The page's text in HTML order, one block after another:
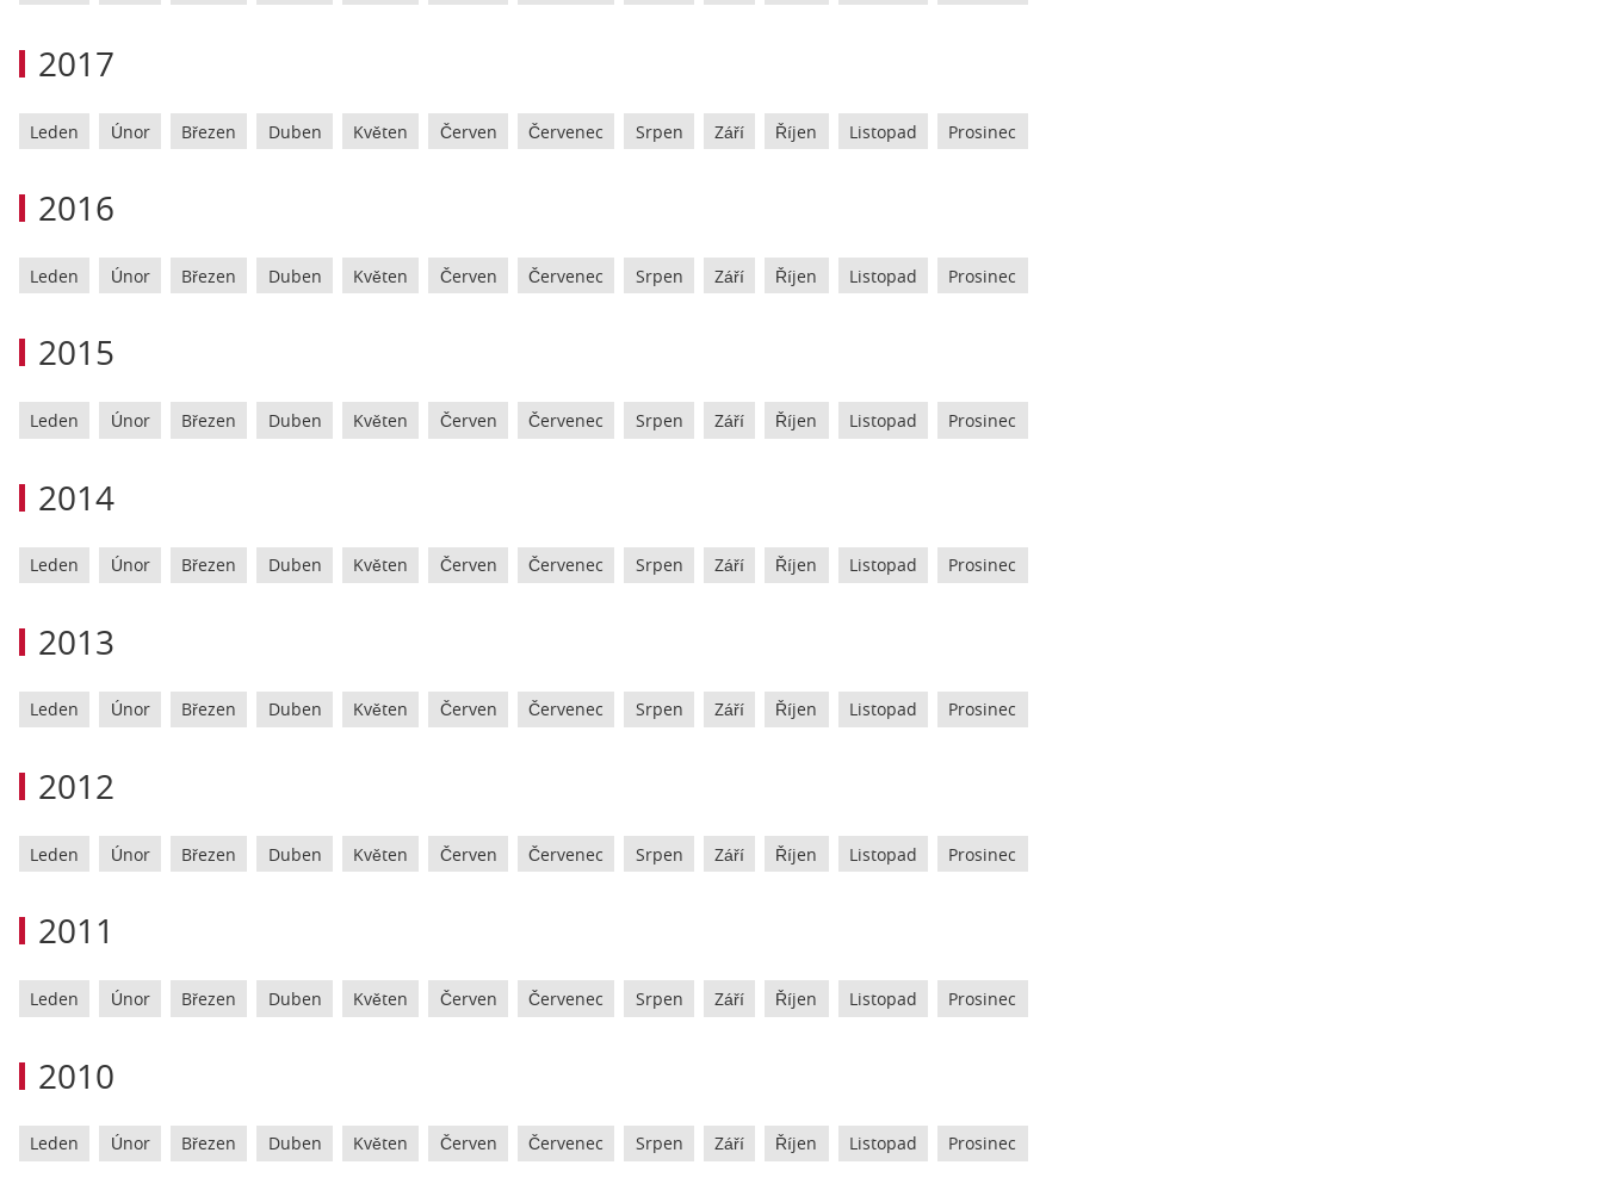
2017
Leden Únor Březen Duben Květen Červen Červenec Srpen Září Říjen Listopad Prosinec
2016
Leden Únor Březen Duben Květen Červen Červenec Srpen Září Říjen Listopad Prosinec
2015
Leden Únor Březen Duben Květen Červen Červenec Srpen Září Říjen Listopad Prosinec
2014
Leden Únor Březen Duben Květen Červen Červenec Srpen Září Říjen Listopad Prosinec
2013
Leden Únor Březen Duben Květen Červen Červenec Srpen Září Říjen Listopad Prosinec
2012
Leden Únor Březen Duben Květen Červen Červenec Srpen Září Říjen Listopad Prosinec
2011
Leden Únor Březen Duben Květen Červen Červenec Srpen Září Říjen Listopad Prosinec
2010
Leden Únor Březen Duben Květen Červen Červenec Srpen Září Říjen Listopad Prosinec